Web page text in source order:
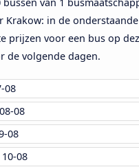
Krakow: in de
prijzen voor een bus op
de volgende dagen.
08
08-08
08
10-08